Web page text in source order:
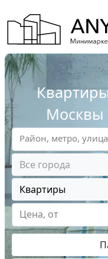
Москвы
Все города
Квартиры
Цена, от
Район, метро,